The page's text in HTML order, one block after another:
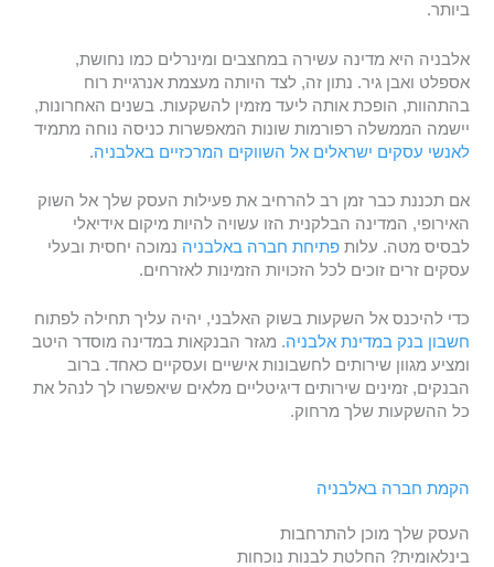
ביותר.
אלבניה היא מדינה עשירה במחצבים ומינרלים כמו נחושת,
אספלט ואבן גיר. נתון זה, לצד היותה מעצמת אנרגיית רוח
בהתהוות, הופכת אותה ליעד מזמין להשקעות. בשנים האחרונות,
יישמה הממשלה רפורמות שונות המאפשרות כניסה נוחה מתמיד
לאנשי עסקים ישראלים אל השווקים המרכזיים באלבניה.
אם תכננת כבר זמן רב להרחיב את פעילות העסק שלך אל השוק
האירופי, המדינה הבלקנית הזו עשויה להיות מיקום אידיאלי
לבסיס מטה. עלותפתיחת חברה באלבניה נמוכה יחסית ובעלי
עסקים זרים זוכים לכל הזכויות הזמינות לאזרחים.
כדי להיכנס אל השקעות בשוק האלבני, יהיה עליך תחילה לפתוח
חשבון בנק במדינת אלבניה. מגזר הבנקאות במדינה מוסדר היטב
ומציע מגוון שירותים לחשבונות אישיים ועסקיים כאחד. ברוב
הבנקים, זמינים שירותים דיגיטליים מלאים שיאפשרו לך לנהל את
כל ההשקעות שלך מרחוק.
הקמת חברה באלבניה
העסק שלך מוכן להתרחבות
בינלאומית? החלטת לבנות נוכחות